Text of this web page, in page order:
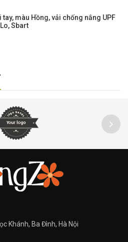
màu Hồng, vải chống nắng UPF
Sbart
Khánh, Ba Đình, Hà Nội